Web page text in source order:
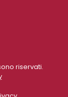
riservati.